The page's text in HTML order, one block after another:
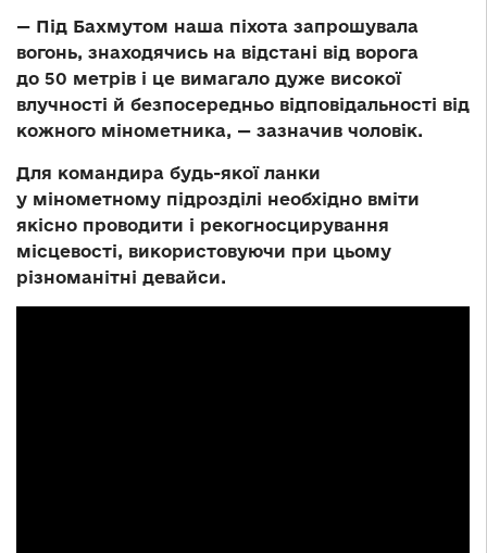
— Під Бахмутом наша піхота запрошувала
вогонь, знаходячись на відстані від ворога
до 50 метрів і це вимагало дуже високої
влучності й безпосередньо відповідальності від
кожного мінометника, — зазначив чоловік.
Для командира будь-якої ланки
у мінометному підрозділі необхідно вміти
якісно проводити і рекогносцирування
місцевості, використовуючи при цьому
різноманітні девайси.